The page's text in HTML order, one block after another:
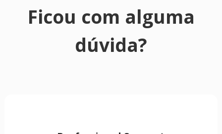
Ficou com alguma
dúvida?